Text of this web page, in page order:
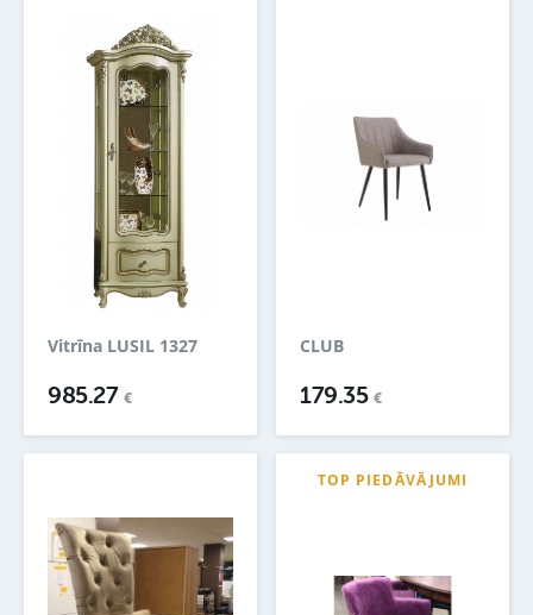
Vitrīna LUSIL 1327
985.27€
CLUB
179.35€
TOP PIEDĀVĀJUMI